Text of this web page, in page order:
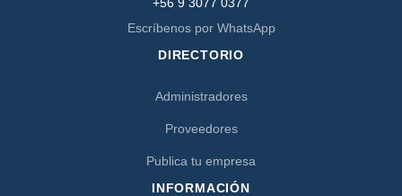
Escríbenos por WhatsApp
DIRECTORIO
Administradores
Proveedores
Publica tu empresa
INFORMACIÓN